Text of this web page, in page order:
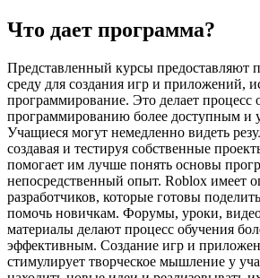
Что дает программа?
Представленный курсы предоставляют
среду для создания игр и приложений,
программирование. Это делает процесс
программированию более доступным и
Учащиеся могут немедленно видеть
создавая и тестируя собственные
помогает им лучше понять основы
непосредственный опыт. Roblox имеет
разработчиков, которые готовы
помочь новичкам. Форумы, уроки,
материалы делают процесс обучения
эффективным. Создание игр и
стимулирует творческое мышление у